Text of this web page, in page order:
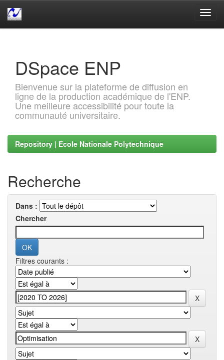
DSpace ENP
Bienvenue sur la plateforme de diffusion en
ligne de la production académique de l'ENP.
Une meilleure accessibilité pour toute la
communauté universitaire.
Repository | Ecole Nationale Polytechnique
Recherche
Dans :
Chercher
Filtres courants :